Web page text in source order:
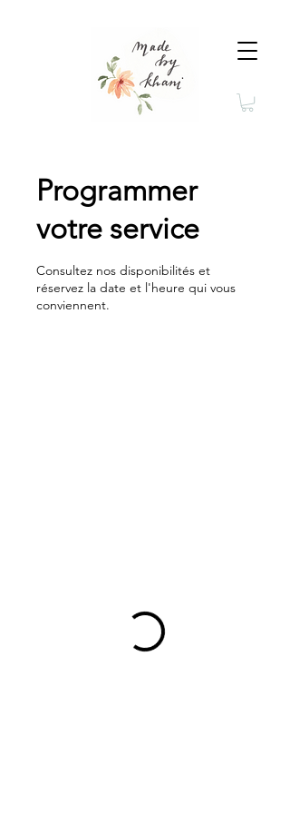
Programmer
votre service
Consultez nos disponibilités et
réservez la date et l'heure qui vous
conviennent.